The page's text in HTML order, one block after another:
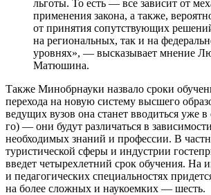
льготы. То есть — все зависит от
применения закона, а также,
от принятия сопутствующих
на региональных, так и на
уровнях», — высказывает мнение
Матюшина.
Также Минобрнауки назвало сроки
перехода на новую систему высшего
ведущих вузов она станет вводиться уже в
го) — они будут различаться в
необходимых знаний и профессии. В
туристической сферы и индустрии
введет четырехлетний срок обучения. На
и педагогических специальностях
на более сложных и наукоемких — шесть.